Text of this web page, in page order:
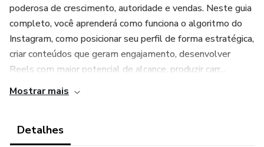
poderosa de crescimento, autoridade e vendas. Neste guia
completo, você aprenderá como funciona o algoritmo do
Instagram, como posicionar seu perfil de forma estratégica,
criar conteúdos que geram engajamento, desenvolver
Reels com maior potencial de alcance, produzir carr...
Mostrar mais
Detalhes